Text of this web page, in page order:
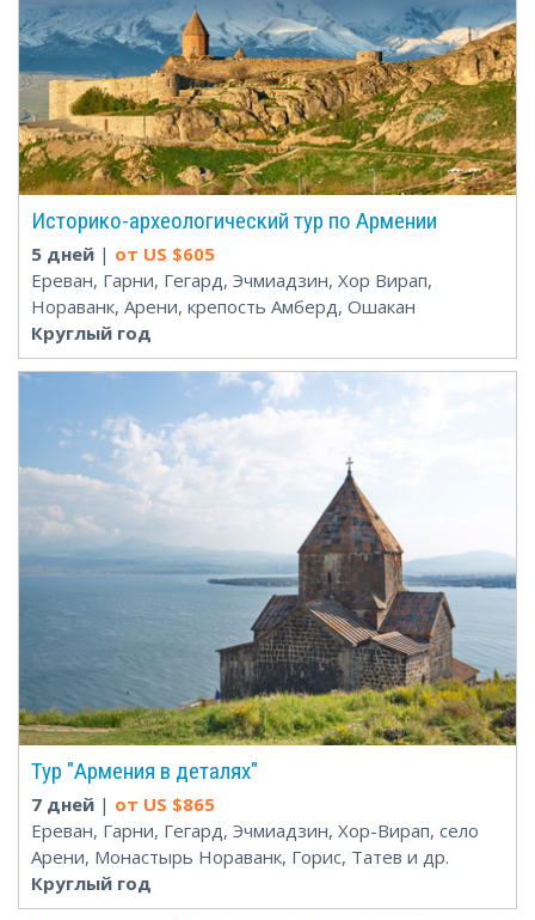
Историко-археологический тур по Армении
5 дней | от US $605
Ереван, Гарни, Гегард, Эчмиадзин, Хор Вирап,
Нораванк, Арени, крепость Амберд, Ошакан
Круглый год
Тур "Армения в деталях"
7 дней | от US $865
Ереван, Гарни, Гегард, Эчмиадзин, Хор-Вирап, село
Арени, Монастырь Нораванк, Горис, Татев и др.
Круглый год